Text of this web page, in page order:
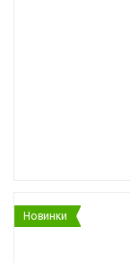
Новинки